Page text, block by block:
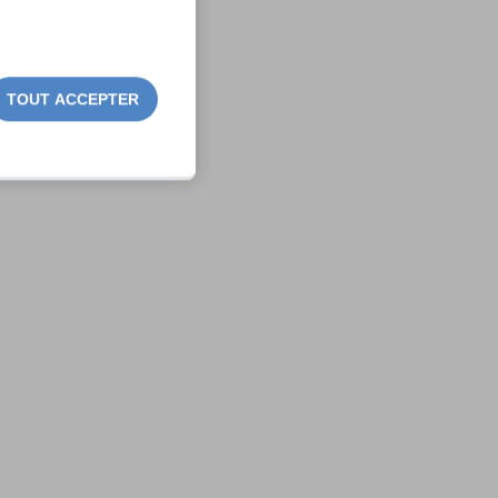
TOUT ACCEPTER